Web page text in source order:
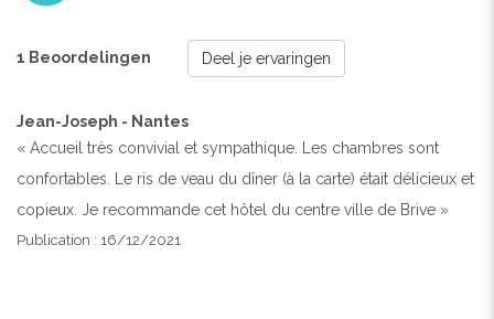
1 Beoordelingen Deel je ervaringen
Jean-Joseph - Nantes
« Accueil très convivial et sympathique. Les chambres sont
confortables. Le ris de veau du dîner (à la carte) était délicieux et
copieux. Je recommande cet hôtel du centre ville de Brive »
Publication : 16/12/2021